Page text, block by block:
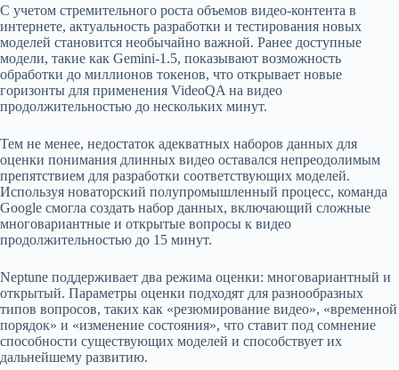
С учетом стремительного роста объемов видео-контента в
интернете, актуальность разработки и тестирования новых
моделей становится необычайно важной. Ранее доступные
модели, такие как Gemini-1.5, показывают возможность
обработки до миллионов токенов, что открывает новые
горизонты для применения VideoQA на видео
продолжительностью до нескольких минут.
Тем не менее, недостаток адекватных наборов данных для
оценки понимания длинных видео оставался непреодолимым
препятствием для разработки соответствующих моделей.
Используя новаторский полупромышленный процесс, команда
Google смогла создать набор данных, включающий сложные
многовариантные и открытые вопросы к видео
продолжительностью до 15 минут.
Neptune поддерживает два режима оценки: многовариантный и
открытый. Параметры оценки подходят для разнообразных
типов вопросов, таких как «резюмирование видео», «временной
порядок» и «изменение состояния», что ставит под сомнение
способности существующих моделей и способствует их
дальнейшему развитию.